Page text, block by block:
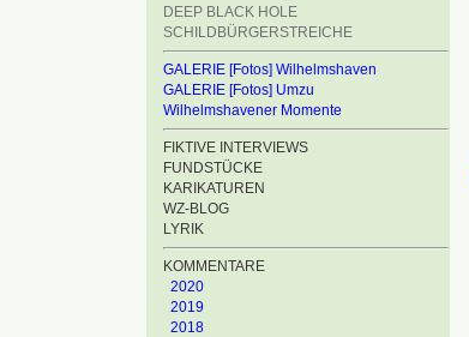
DEEP BLACK HOLE
SCHILDBÜRGERSTREICHE
GALERIE [Fotos] Wilhelmshaven
GALERIE [Fotos] Umzu
Wilhelmshavener Momente
FIKTIVE INTERVIEWS
FUNDSTÜCKE
KARIKATUREN
WZ-BLOG
LYRIK
KOMMENTARE
2020
2019
2018